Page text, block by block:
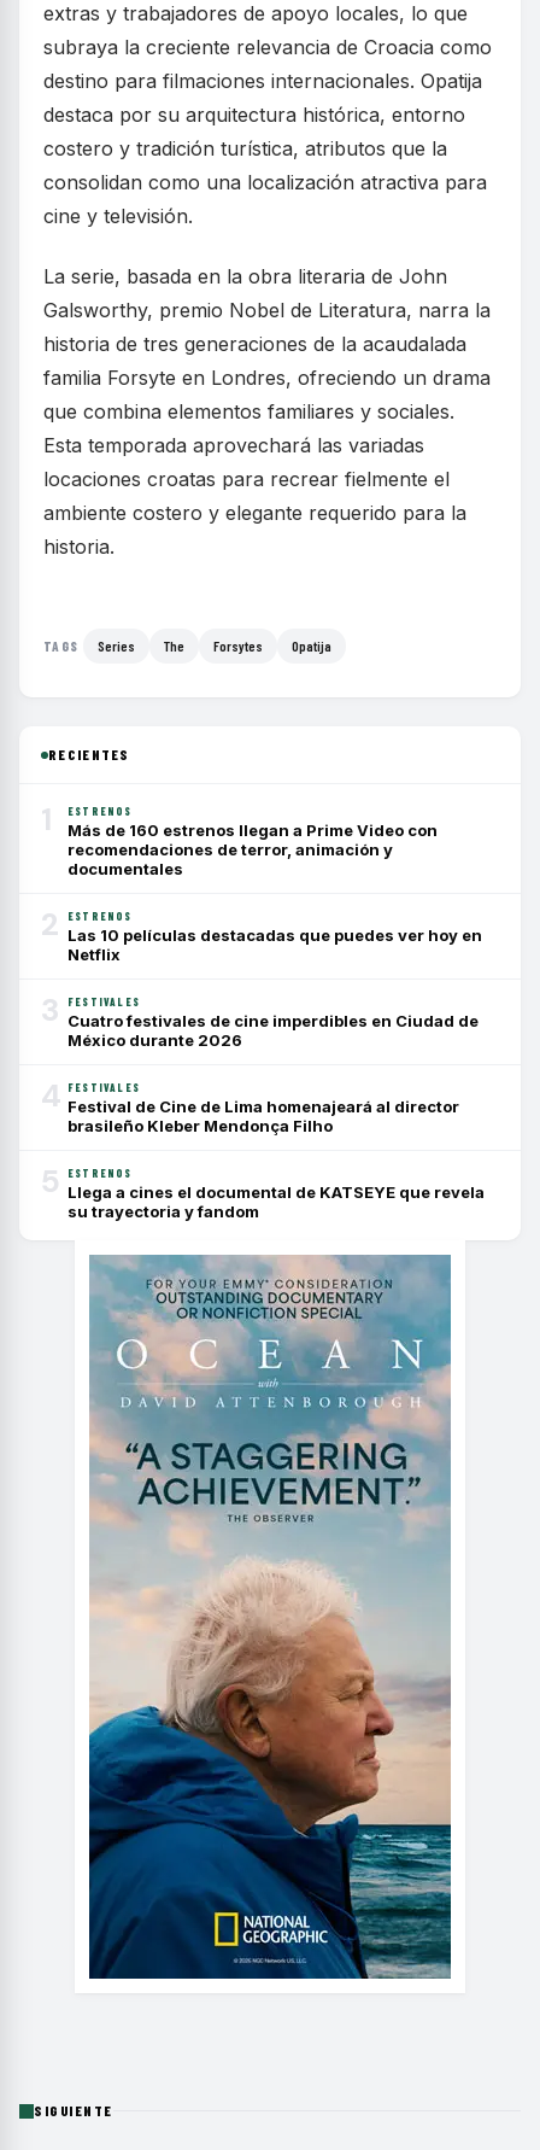
extras y trabajadores de apoyo locales, lo que
subraya la creciente relevancia de Croacia como
destino para filmaciones internacionales. Opatija
destaca por su arquitectura histórica, entorno
costero y tradición turística, atributos que la
consolidan como una localización atractiva para
cine y televisión.
La serie, basada en la obra literaria de John
Galsworthy, premio Nobel de Literatura, narra la
historia de tres generaciones de la acaudalada
familia Forsyte en Londres, ofreciendo un drama
que combina elementos familiares y sociales.
Esta temporada aprovechará las variadas
locaciones croatas para recrear fielmente el
ambiente costero y elegante requerido para la
historia.
TAGS Series The Forsytes Opatija
RECIENTES
1 ESTRENOS
Más de 160 estrenos llegan a Prime Video con
recomendaciones de terror, animación y
documentales
2 ESTRENOS
Las 10 películas destacadas que puedes ver hoy en
Netflix
3 FESTIVALES
Cuatro festivales de cine imperdibles en Ciudad de
México durante 2026
4 FESTIVALES
Festival de Cine de Lima homenajeará al director
brasileño Kleber Mendonça Filho
5 ESTRENOS
Llega a cines el documental de KATSEYE que revela
su trayectoria y fandom
SIGUIENTE